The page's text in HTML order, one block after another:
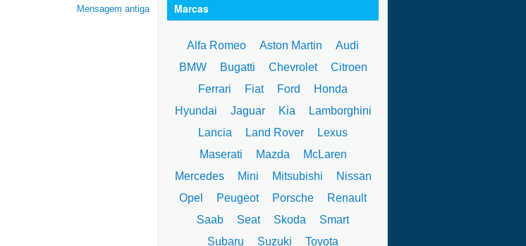
Mensagem antiga Marcas
Alfa Romeo Aston Martin
Audi
BMW
Bugatti Chevrolet
Citroen
Ferrari
Fiat Ford
Honda
Hyundai
Jaguar Kia
Lamborghini
Lancia
Land Rover
Lexus
Maserati
Mazda
McLaren
Mercedes
Mini Mitsubishi
Nissan
Opel
Peugeot Porsche
Renault
Saab
Seat Skoda
Smart
Subaru
Suzuki Toyota